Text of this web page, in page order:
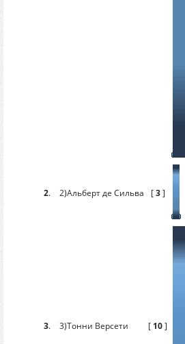
2. 2)Альберт де Сильва [3]
3. 3)Тонни Версети [ 10]